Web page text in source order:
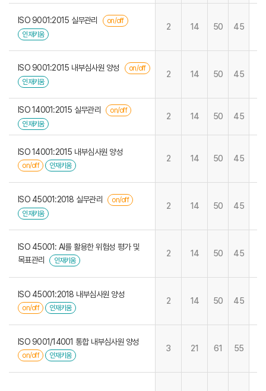
ISO 9001:2015 실무관리
on/off
인재키움
2 14 50 45
ISO 9001:2015 내부심사원 양성
on/off
인재키움
2 14 50 45
ISO 14001:2015 실무관리
on/off
인재키움
2 14 50 45
ISO 14001:2015 내부심사원 양성
on/off 인재키움
2 14 50 45
ISO 45001:2018 실무관리
on/off
인재키움
2 14 50 45
ISO 45001: AI를 활용한 위험성 평가 및
목표관리
인재키움
2 14 50 45
ISO 45001:2018 내부심사원 양성
on/off 인재키움
2 14 50 45
ISO 9001/14001 통합 내부심사원 양성
on/off 인재키움
3 21 61 55